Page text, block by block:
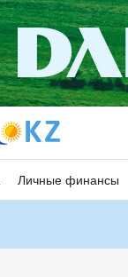
Личные финансы